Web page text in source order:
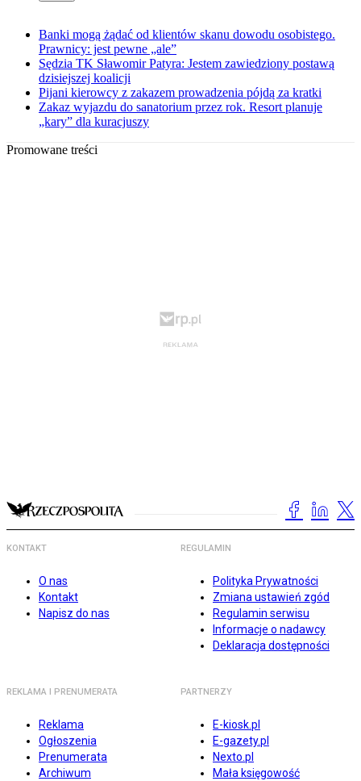
Banki mogą żądać od klientów skanu dowodu osobistego.
Prawnicy: jest pewne „ale”
Sędzia TK Sławomir Patyra: Jestem zawiedziony postawą
dzisiejszej koalicji
Pijani kierowcy z zakazem prowadzenia pójdą za kratki
Zakaz wyjazdu do sanatorium przez rok. Resort planuje
„kary” dla kuracjuszy
Promowane treści
KONTAKT
O nas
Kontakt
Napisz do nas
REGULAMIN
Polityka Prywatności
Zmiana ustawień zgód
Regulamin serwisu
Informacje o nadawcy
Deklaracja dostępności
REKLAMA I PRENUMERATA
Reklama
Ogłoszenia
Prenumerata
Archiwum
PARTNERZY
E-kiosk.pl
E-gazety.pl
Nexto.pl
Mała księgowość